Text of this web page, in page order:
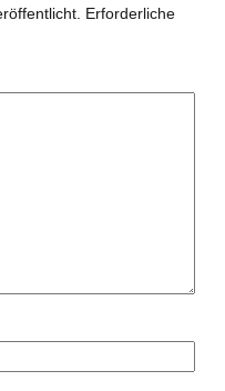
Erforderliche